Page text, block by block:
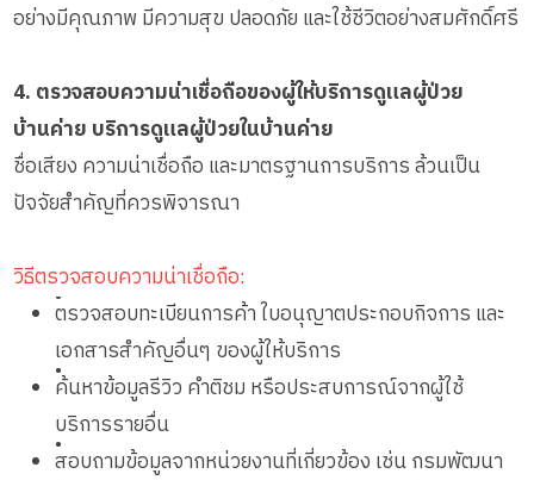
อย่างมีคุณภาพ มีความสุข ปลอดภัย และใช้ชีวิตอย่างสมศักดิ์ศรี
4. ตรวจสอบความน่าเชื่อถือของผู้ให้บริการดูแลผู้ป่วย
บ้านค่าย บริการดูแลผู้ป่วยในบ้านค่าย
ชื่อเสียง ความน่าเชื่อถือ และมาตรฐานการบริการ ล้วนเป็น
ปัจจัยสำคัญที่ควรพิจารณา
วิธีตรวจสอบความน่าเชื่อถือ:
•
ตรวจสอบทะเบียนการค้า ใบอนุญาตประกอบกิจการ และ
เอกสารสำคัญอื่นๆ ของผู้ให้บริการ
•
ค้นหาข้อมูลรีวิว คำติชม หรือประสบการณ์จากผู้ใช้
บริการรายอื่น
•
สอบถามข้อมูลจากหน่วยงานที่เกี่ยวข้อง เช่น กรมพัฒนา